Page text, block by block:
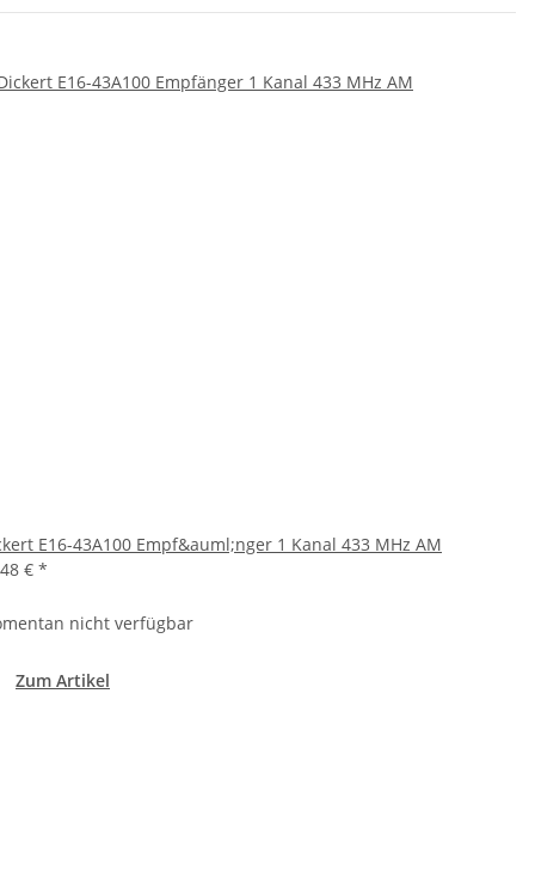
E16-43A100 Empf&auml;nger 1 Kanal 433 MHz AM
€ *
nicht verfügbar
Zum Artikel